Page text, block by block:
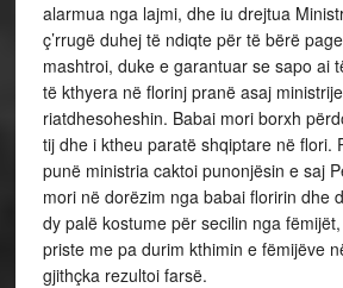
alarmua nga lajmi, dhe iu drejtua
ç’rrugë duhej të ndiqte për të bërë
mashtroi, duke e garantuar se sapo ai
të kthyera në florinj pranë asaj
riatdhesoheshin. Babai mori borxh
tij dhe i ktheu paratë shqiptare në flori.
punë ministria caktoi punonjësin e saj
mori në dorëzim nga babai floririn dhe
dy palë kostume për secilin nga
priste me pa durim kthimin e fëmijëve
gjithçka rezultoi farsë.